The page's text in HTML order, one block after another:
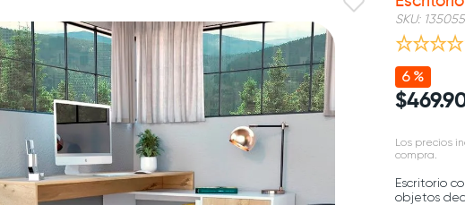
closet
SKU:
6 %
$469.
Los precios
compra.
Escritorio
objetos